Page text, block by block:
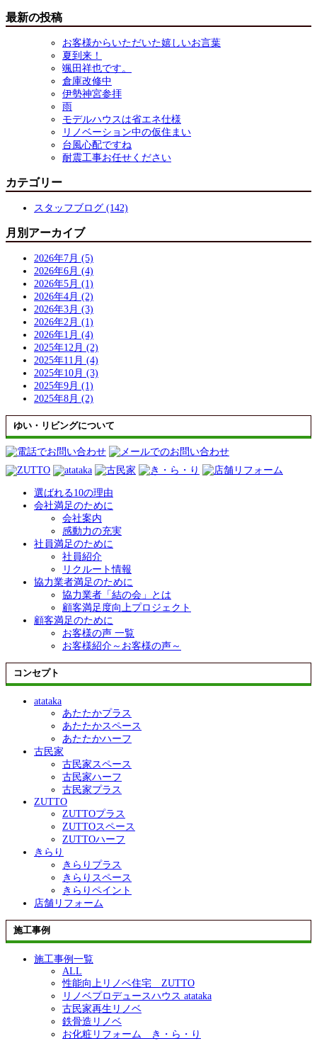
最新の投稿
お客様からいただいた嬉しいお言葉
夏到来！
颯田祥也です。
倉庫改修中
伊勢神宮参拝
雨
モデルハウスは省エネ仕様
リノベーション中の仮住まい
台風心配ですね
耐震工事お任せください
カテゴリー
スタッフブログ (142)
月別アーカイブ
2026年7月 (5)
2026年6月 (4)
2026年5月 (1)
2026年4月 (2)
2026年3月 (3)
2026年2月 (1)
2026年1月 (4)
2025年12月 (2)
2025年11月 (4)
2025年10月 (3)
2025年9月 (1)
2025年8月 (2)
ゆい・リビングについて
選ばれる10の理由
会社満足のために
会社案内
感動力の充実
社員満足のために
社員紹介
リクルート情報
協力業者満足のために
協力業者「結の会」とは
顧客満足度向上プロジェクト
顧客満足のために
お客様の声 一覧
お客様紹介～お客様の声～
コンセプト
atataka
あたたかプラス
あたたかスペース
あたたかハーフ
古民家
古民家スペース
古民家ハーフ
古民家プラス
ZUTTO
ZUTTOプラス
ZUTTOスペース
ZUTTOハーフ
きらり
きらりプラス
きらりスペース
きらりペイント
店舗リフォーム
施工事例
施工事例一覧
ALL
性能向上リノベ住宅 ZUTTO
リノベプロデュースハウス atataka
古民家再生リノベ
鉄骨造リノベ
お化粧リフォーム き・ら・り